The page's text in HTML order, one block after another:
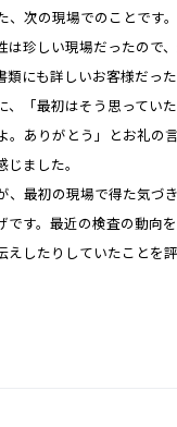
、次の現場でのことです
は珍しい現場だったので
類にも詳しいお客様だっ
、「最初はそう思ってい
ありがとう」とお礼の
ました。
、最初の現場で得た気づ
です。最近の検査の動向
えしたりしていたことを